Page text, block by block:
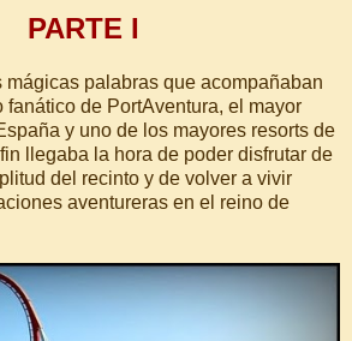
PARTE I
mágicas palabras que acompañaban
fanático de PortAventura, el mayor
y uno de los mayores resorts de
llegaba la hora de poder disfrutar de
del recinto y de volver a vivir
aventureras en el reino de